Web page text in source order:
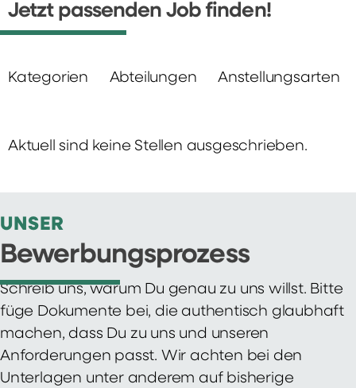
Jetzt passenden Job finden!
Kategorien Abteilungen Anstellungsarten
Aktuell sind keine Stellen ausgeschrieben.
UNSER
Bewerbungsprozess
Schreib uns, warum Du genau zu uns willst. Bitte
füge Dokumente bei, die authentisch glaubhaft
machen, dass Du zu uns und unseren
Anforderungen passt. Wir achten bei den
Unterlagen unter anderem auf bisherige